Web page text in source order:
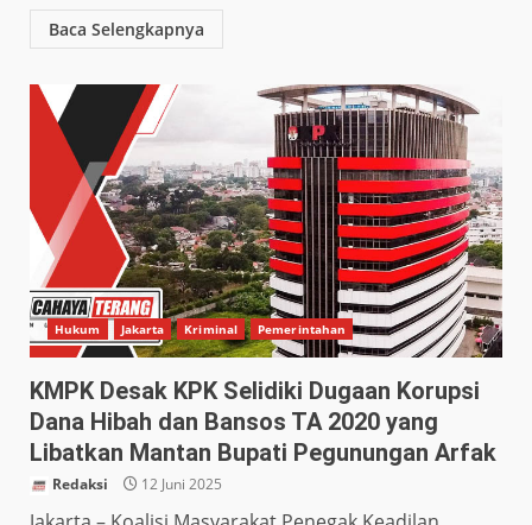
Baca Selengkapnya
Hukum Jakarta Kriminal Pemerintahan
KMPK Desak KPK Selidiki Dugaan Korupsi
Dana Hibah dan Bansos TA 2020 yang
Libatkan Mantan Bupati Pegunungan Arfak
Redaksi 12 Juni 2025